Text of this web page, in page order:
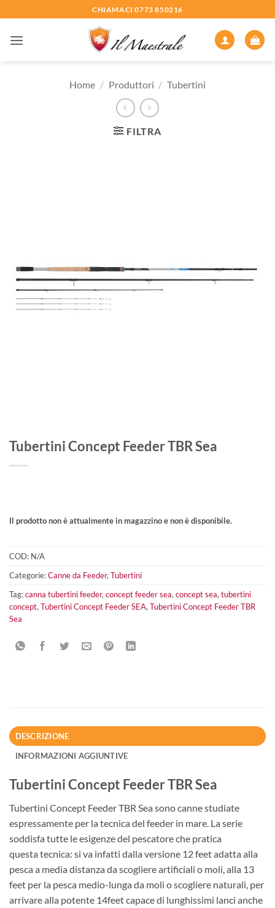
ai
contenuti
CHIAMACI 0773 850216
Home / Produttori / Tubertini
FILTRA
Tubertini Concept Feeder TBR Sea
Il prodotto non è attualmente in magazzino e non è disponibile.
COD: N/A
Categorie:Canne da Feeder, Tubertini
Tag:canna tubertini feeder, concept feeder sea, concept sea, tubertini
concept, Tubertini Concept Feeder SEA, Tubertini Concept Feeder TBR
Sea
DESCRIZIONE
INFORMAZIONI AGGIUNTIVE
Tubertini Concept Feeder TBR Sea
Tubertini Concept Feeder TBR Sea sono canne studiate
espressamente per la tecnica del feeder in mare. La serie
soddisfa tutte le esigenze del pescatore che pratica
questa tecnica: si va infatti dalla versione 12 feet adatta alla
pesca a media distanza da scogliere artificiali o moli, alla 13
feet per la pesca medio-lunga da moli o scogliere naturali, per
arrivare alla potente 14feet capace di lunghissimi lanci anche